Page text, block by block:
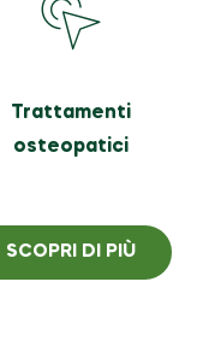
Trattamenti
osteopatici
SCOPRI DI PIÙ